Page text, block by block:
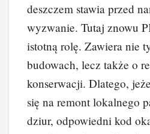
deszczem stawia przed
wyzwanie. Tutaj znowu
istotną rolę. Zawiera nie
budowach, lecz także o
konserwacji. Dlatego,
się na remont lokalnego
dziur, odpowiedni kod